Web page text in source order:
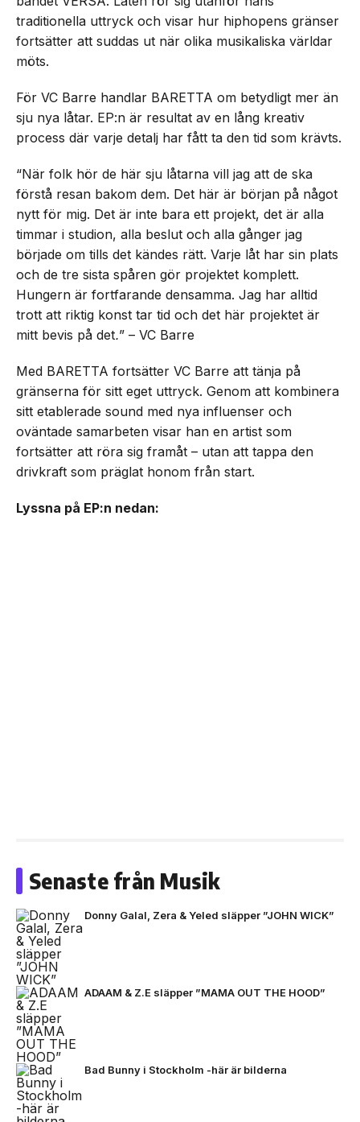
traditionella uttryck och visar hur hiphopens gränser
fortsätter att suddas ut när olika musikaliska världar
möts.
För VC Barre handlar BARETTA om betydligt mer än
sju nya låtar. EP:n är resultat av en lång kreativ
process där varje detalj har fått ta den tid som krävts.
“När folk hör de här sju låtarna vill jag att de ska
förstå resan bakom dem. Det här är början på något
nytt för mig. Det är inte bara ett projekt, det är alla
timmar i studion, alla beslut och alla gånger jag
började om tills det kändes rätt. Varje låt har sin plats
och de tre sista spåren gör projektet komplett.
Hungern är fortfarande densamma. Jag har alltid
trott att riktig konst tar tid och det här projektet är
mitt bevis på det.” – VC Barre
Med BARETTA fortsätter VC Barre att tänja på
gränserna för sitt eget uttryck. Genom att kombinera
sitt etablerade sound med nya influenser och
oväntade samarbeten visar han en artist som
fortsätter att röra sig framåt – utan att tappa den
drivkraft som präglat honom från start.
Lyssna på EP:n nedan:
Senaste från Musik
Donny Galal, Zera & Yeled släpper ”JOHN WICK”
ADAAM & Z.E släpper ”MAMA OUT THE HOOD”
Bad Bunny i Stockholm -här är bilderna